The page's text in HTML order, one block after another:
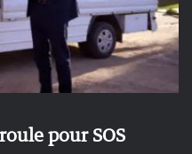
pour SOS